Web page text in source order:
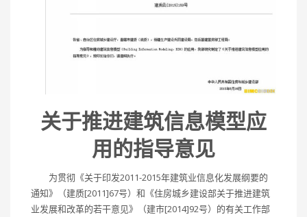
关于推进建筑信息模型应
用的指导意见
为贯彻《关于印发2011-2015年建筑业信息化发展纲要的
通知》（建质[2011]67号）和《住房城乡建设部关于推进建筑
业发展和改革的若干意见》（建市[2014]92号）的有关工作部